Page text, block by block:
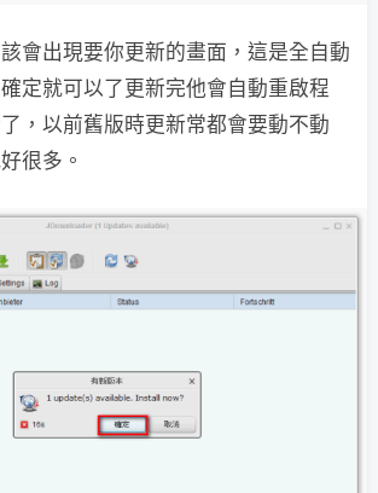
會出現要你更新的畫面，這是全自動
定就可以了更新完他會自動重啟程
，以前舊版時更新常都會要動不動
很多。